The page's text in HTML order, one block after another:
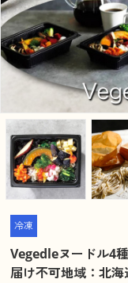
冷凍
Vegedleヌードル4
届け不可地域：北海